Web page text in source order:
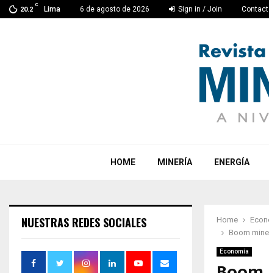
20.2
C
Lima 6 de agosto de 2026 Sign in / Join
HOME MINERÍA ENERGÍA
Home
Boom
Economía
NUESTRAS REDES SOCIALES